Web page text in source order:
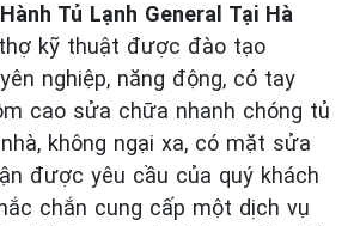
Tủ Lạnh General Tại Hà
kỹ thuật được đào tạo
nghiệp, năng động, có tay
cao sửa chữa nhanh chóng tủ
không ngại xa, có mặt sửa
được yêu cầu của quý khách
chắn cung cấp một dịch vụ